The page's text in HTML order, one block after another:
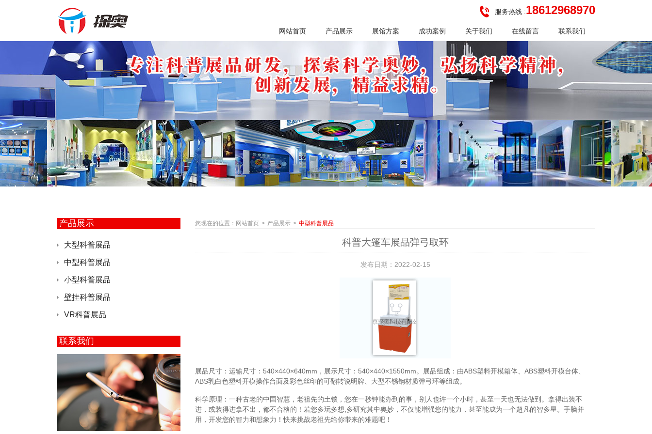
网站首页 产品展示 展馆方案 成功案例 关于我们 在线留言 联系我们
服务热线 :18612968970
产品展示
大型科普展品
中型科普展品
小型科普展品
壁挂科普展品
VR科普展品
联系我们
您现在的位置： 网站首页 产品展示 中型科普展品
科普大篷车展品弹弓取环
发布日期：2022-02-15
展品尺寸：运输尺寸：540×440×640mm，展示尺寸：540×440×1550mm。展品组成：由ABS塑料开模箱体、ABS塑料开模台体、
ABS乳白色塑料开模操作台面及彩色丝印的可翻转说明牌、大型不锈钢材质弹弓环等组成。
科学原理：一种古老的中国智慧，老祖先的土锁，您在一秒钟能办到的事，别人也许一个小时，甚至一天也无法做到。拿得出装不
进，或装得进拿不出，都不合格的！若您多玩多想,多研究其中奥妙，不仅能增强您的能力，甚至能成为一个超凡的智多星。手脑并
用，开发您的智力和想象力！快来挑战老祖先给你带来的难题吧！